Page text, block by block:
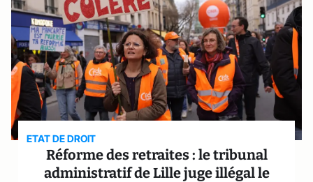
ETAT DE DROIT
Réforme des retraites : le tribunal
administratif de Lille juge illégal le